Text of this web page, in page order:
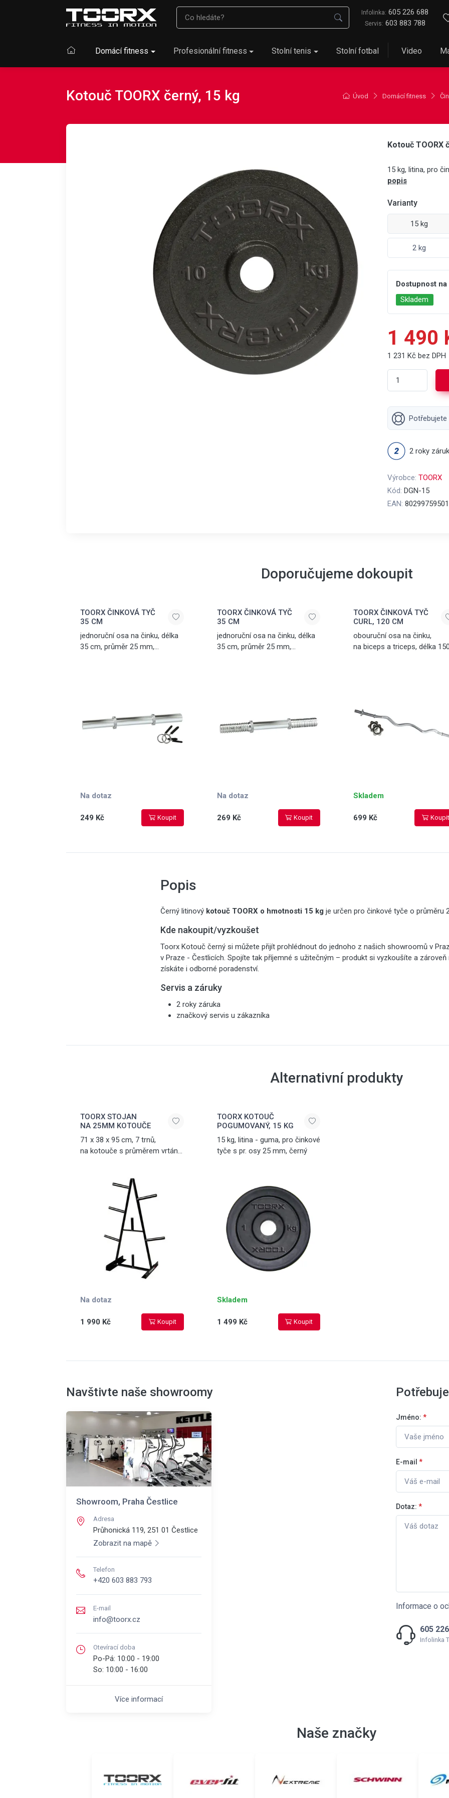
Infolinka: 605 226 688
Servis: 603 883 788
Domácí fitness Profesionální fitness Stolní tenis Stolní fotbal Video
Úvod Domácí fitness
Kotouč TOORX černý, 15 kg
Kotouč TOORX
15 kg, litina, pro
popis
Varianty
15 kg
2 kg
Dostupnost
Skladem
1 490
1 231 Kč bez DPH
2 roky
Výrobce: TOORX
Kód: DGN-15
EAN:
Doporučujeme dokoupit
TOORX ČINKOVÁ TYČ
35 CM
jednoruční osa na činku, délka
35 cm, průměr 25 mm,
Na dotaz
249 Kč Koupit
TOORX ČINKOVÁ TYČ
35 CM
jednoruční osa na činku, délka
35 cm, průměr 25 mm,
Na dotaz
269 Kč Koupit
TOORX ČINKOVÁ TYČ
CURL, 120 CM
obouruční osa na činku,
na biceps a triceps, délka
Skladem
699 Kč Koupit
Popis
Černý litinový kotouč TOORX o hmotnosti 15 kg je určen pro činkové tyče o průměru
Kde nakoupit/vyzkoušet
Toorx Kotouč černý si můžete přijít prohlédnout do jednoho z našich showroomů v
v Praze - Čestlicích. Spojíte tak příjemné s užitečným – produkt si vyzkoušíte a
získáte i odborné poradenství.
Servis a záruky
2 roky záruka
značkový servis u zákazníka
Alternativní produkty
TOORX STOJAN
NA 25MM KOTOUČE
71 x 38 x 95 cm, 7 trnů,
na kotouče s průměrem vrtání
Na dotaz
1 990 Kč Koupit
TOORX KOTOUČ
POGUMOVANÝ, 15 KG
15 kg, litina - guma, pro činkové
tyče s pr. osy 25 mm, černý
Skladem
1 499 Kč Koupit
Navštivte naše showroomy
Showroom, Praha Čestlice
Adresa
Průhonická 119, 251 01 Čestlice
Zobrazit na mapě
Telefon
+420 603 883 793
E-mail
info@toorx.cz
Otevírací doba
Po-Pá: 10:00 - 19:00
So: 10:00 - 16:00
Více informací
Jméno: *
E-mail *
Dotaz: *
Informace o
605
Infolinka
Naše značky